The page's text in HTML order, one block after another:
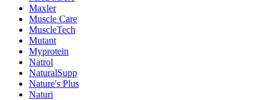
Maxler
Muscle Care
MuscleTech
Mutant
Myprotein
Natrol
NaturalSupp
Nature's Plus
Naturi